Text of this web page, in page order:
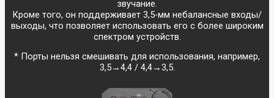
звучание.
Кроме того, он поддерживает 3,5-мм небалансные входы/
выходы, что позволяет использовать его с более широким
спектром устройств.
* Порты нельзя смешивать для использования, например,
3,5→4,4 / 4,4→3,5.